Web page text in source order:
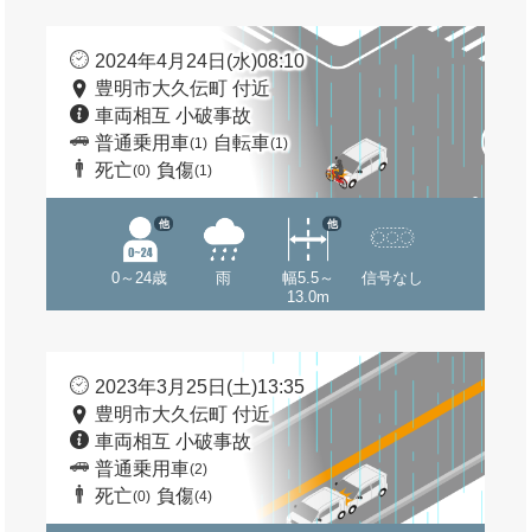
2024年4月24日(水)08:10
豊明市大久伝町 付近
車両相互 小破事故
普通乗用車(1) 自転車(1)
死亡(0) 負傷(1)
0～24歳
他
雨
幅5.5～
13.0m
他
信号なし
2023年3月25日(土)13:35
豊明市大久伝町 付近
車両相互 小破事故
普通乗用車(2)
死亡(0) 負傷(4)